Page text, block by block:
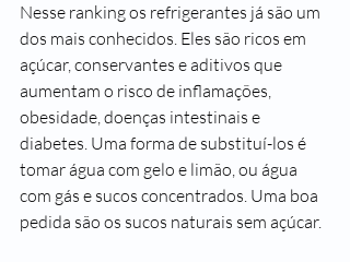
Nesse ranking os refrigerantes já são um
dos mais conhecidos. Eles são ricos em
açúcar, conservantes e aditivos que
aumentam o risco de inflamações,
obesidade, doenças intestinais e
diabetes. Uma forma de substituí-los é
tomar água com gelo e limão, ou água
com gás e sucos concentrados. Uma boa
pedida são os sucos naturais sem açúcar.